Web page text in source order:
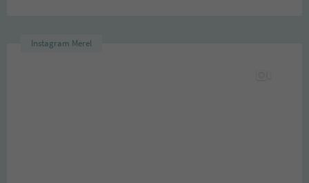
Instagram Merel